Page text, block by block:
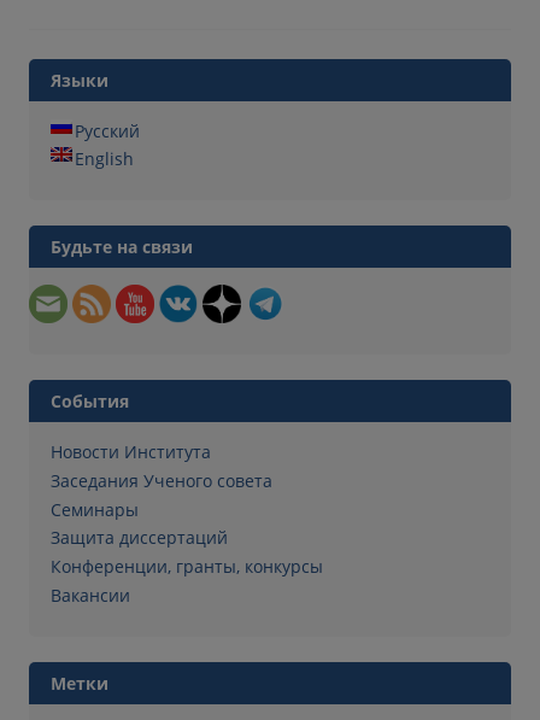
Языки
Русский
English
Будьте на связи
События
Новости Института
Заседания Ученого совета
Семинары
Защита диссертаций
Конференции, гранты, конкурсы
Вакансии
Метки